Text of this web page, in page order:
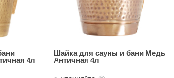
4л
Шайка для сауны и бани Медь
Античная 4л